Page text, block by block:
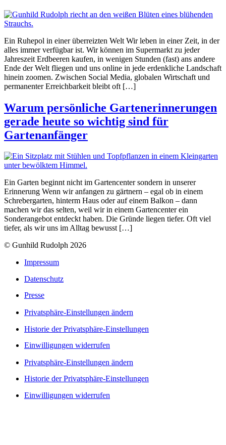
Ein Ruhepol in einer überreizten Welt Wir leben in einer Zeit, in der
alles immer verfügbar ist. Wir können im Supermarkt zu jeder
Jahreszeit Erdbeeren kaufen, in wenigen Stunden (fast) ans andere
Ende der Welt fliegen und uns online in jede erdenkliche Landschaft
hinein zoomen. Zwischen Social Media, globalen Wirtschaft und
permanenter Erreichbarkeit bleibt oft […]
Warum persönliche Gartenerinnerungen
gerade heute so wichtig sind für
Gartenanfänger
Ein Garten beginnt nicht im Gartencenter sondern in unserer
Erinnerung Wenn wir anfangen zu gärtnern – egal ob in einem
Schrebergarten, hinterm Haus oder auf einem Balkon – dann
machen wir das selten, weil wir in einem Gartencenter ein
Sonderangebot entdeckt haben. Die Gründe liegen tiefer. Oft viel
tiefer, als wir uns im Alltag bewusst […]
© Gunhild Rudolph 2026
Impressum
Datenschutz
Presse
Privatsphäre-Einstellungen ändern
Historie der Privatsphäre-Einstellungen
Einwilligungen widerrufen
Privatsphäre-Einstellungen ändern
Historie der Privatsphäre-Einstellungen
Einwilligungen widerrufen